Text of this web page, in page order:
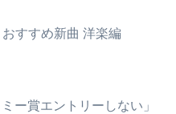
【画像】影山優佳さん(25)、下着姿であたシコが止まらない
と結婚ｗｗｗｗｗ
すすめ新曲 洋楽編
ー賞エントリーしない」